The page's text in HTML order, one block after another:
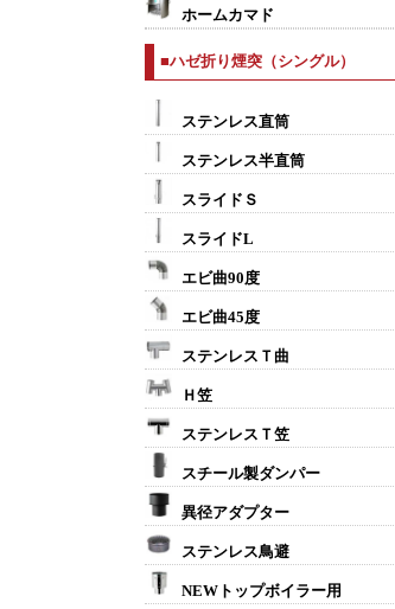
ホームカマド
■ハゼ折り煙突（シングル）
ステンレス直筒
ステンレス半直筒
スライドＳ
スライドL
エビ曲90度
エビ曲45度
ステンレスＴ曲
Ｈ笠
ステンレスＴ笠
スチール製ダンパー
異径アダプター
ステンレス鳥避
NEWトップボイラー用